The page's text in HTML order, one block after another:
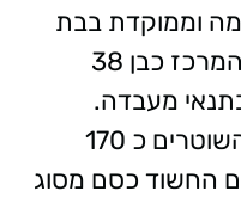
וממוקדת בבת
ים, במסגרתה עצרו תושב המרכז כבן 38
מעבדה.
במסגרת הפעילות, תפסו השוטרים כ 170
החשוד כסם מסוג